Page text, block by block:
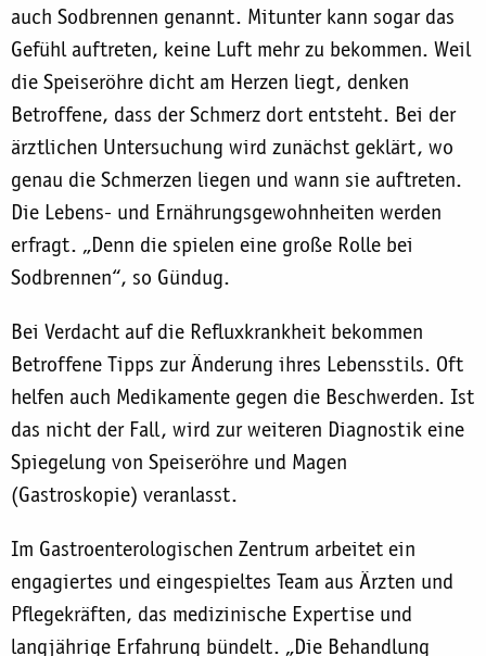
auch Sodbrennen genannt. Mitunter kann sogar das
Gefühl auftreten, keine Luft mehr zu bekommen. Weil
die Speiseröhre dicht am Herzen liegt, denken
Betroffene, dass der Schmerz dort entsteht. Bei der
ärztlichen Untersuchung wird zunächst geklärt, wo
genau die Schmerzen liegen und wann sie auftreten.
Die Lebens- und Ernährungsgewohnheiten werden
erfragt. „Denn die spielen eine große Rolle bei
Sodbrennen“, so Gündug.
Bei Verdacht auf die Refluxkrankheit bekommen
Betroffene Tipps zur Änderung ihres Lebensstils. Oft
helfen auch Medikamente gegen die Beschwerden. Ist
das nicht der Fall, wird zur weiteren Diagnostik eine
Spiegelung von Speiseröhre und Magen
(Gastroskopie) veranlasst.
Im Gastroenterologischen Zentrum arbeitet ein
engagiertes und eingespieltes Team aus Ärzten und
Pflegekräften, das medizinische Expertise und
langjährige Erfahrung bündelt. „Die Behandlung